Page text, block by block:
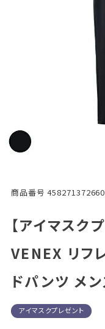
商品番号
【アイマスク
VENEX リフ
ドパンツ メ
アイマスクプレゼント